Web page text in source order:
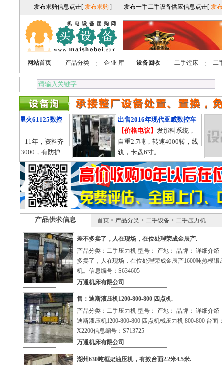
网站首页 产品分类 企 业 库 设备回收 二手镗床 二
年星火61125数控
11年，资料齐
，有防护
755的。
出售2016年现代亚威数控车
【价格电议】发那科系统，
自重2.7吨，转速4000转，线
轨，卡盘6寸。
产品供求信息 首页 > 产品分类 > 二手设备 > 二手压力机
差不多卖了，人在现场，在位处理荣成金辰产.
产品分类：二手压力机 型号： 产地： 品牌： 详细介绍
多卖了，人在现场，在位处理荣成金辰产1600吨热模锻
机。信息编号：S634605
万通机床有限公司
售：迪斯液压机1200-800-800 四点机.
产品分类：二手压力机 型号： 产地： 品牌： 详细介绍
迪斯液压机1200-800-800 四点机械压力机 800-800 台面
X2200信息编号：S713725
万通机床有限公司
湖州630吨框架油压机，有效台面2.2米4.5米.